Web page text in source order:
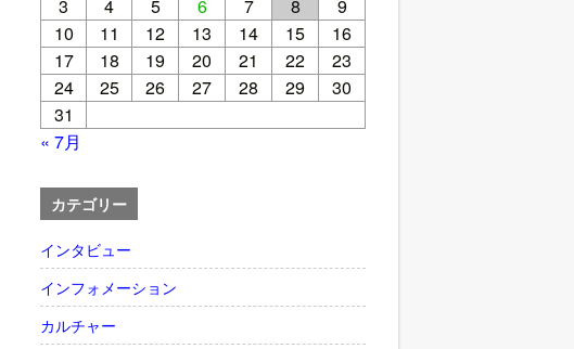
3
4 5 6 7 8
9
10
11 12 13 14 15
16
17
18 19 20 21 22
23
24
25 26 27 28 29
30
31
« 7月
カテゴリー
インタビュー
インフォメーション
カルチャー